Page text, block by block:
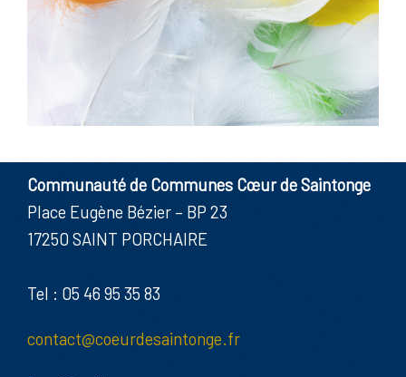
Communauté de Communes Cœur de Saintonge
Place Eugène Bézier – BP 23
17250 SAINT PORCHAIRE
Tel : 05 46 95 35 83
contact@coeurdesaintonge.fr